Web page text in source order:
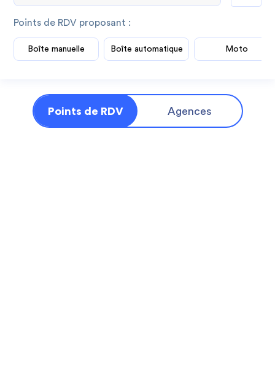
Points de RDV proposant :
Boîte manuelle Boîte automatique Moto
Points de RDV Agences